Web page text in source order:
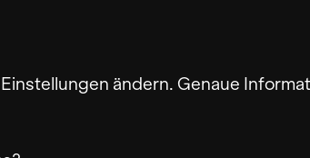
ändern. Genaue